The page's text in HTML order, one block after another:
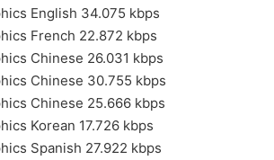
English 34.075 kbps
French 22.872 kbps
Chinese 26.031 kbps
Chinese 30.755 kbps
Chinese 25.666 kbps
Korean 17.726 kbps
Spanish 27.922 kbps